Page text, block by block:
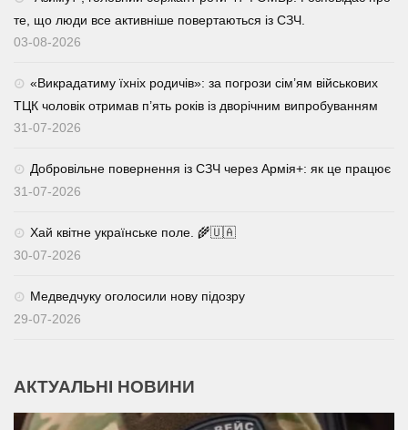
те, що люди все активніше повертаються із СЗЧ.
03-08-2026
«Викрадатиму їхніх родичів»: за погрози сім’ям військових
ТЦК чоловік отримав п’ять років із дворічним випробуванням
31-07-2026
Добровільне повернення із СЗЧ через Армія+: як це працює
31-07-2026
Хай квітне українське поле. 🌾🇺🇦
30-07-2026
Медведчуку оголосили нову підозру
29-07-2026
АКТУАЛЬНІ НОВИНИ